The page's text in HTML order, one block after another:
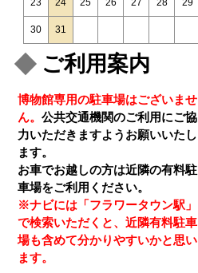
23 24 25 26 27 28 29
30 31
ご利用案内
博物館専用の駐車場はございませ
ん。 公共交通機関のご利用にご協
力いただきますようお願いいたし
ます。
お車でお越しの方は近隣の有料駐
車場をご利用ください。
※ナビには「フラワータウン駅」
で検索いただくと、近隣有料駐車
場も含めて分かりやすいかと思い
ます。